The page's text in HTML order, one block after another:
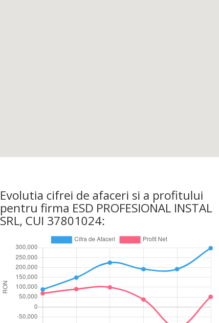
Evolutia cifrei de afaceri si a profitului
pentru firma ESD PROFESIONAL INSTAL
SRL, CUI 37801024: